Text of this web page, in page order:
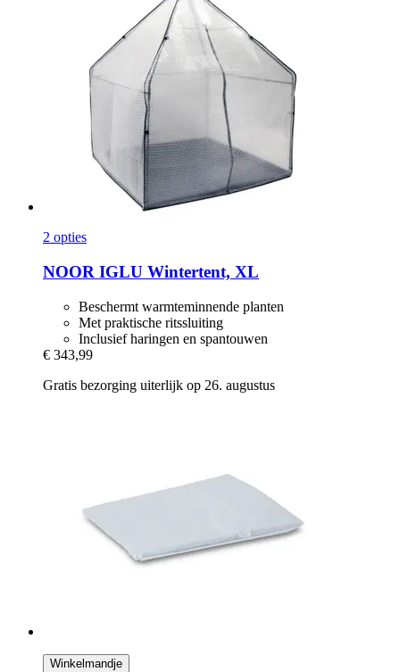
2 opties
NOOR IGLU Wintertent, XL
Beschermt warmteminnende planten
Met praktische ritssluiting
Inclusief haringen en spantouwen
€ 343,99
Gratis bezorging uiterlijk op 26. augustus
Winkelmandje